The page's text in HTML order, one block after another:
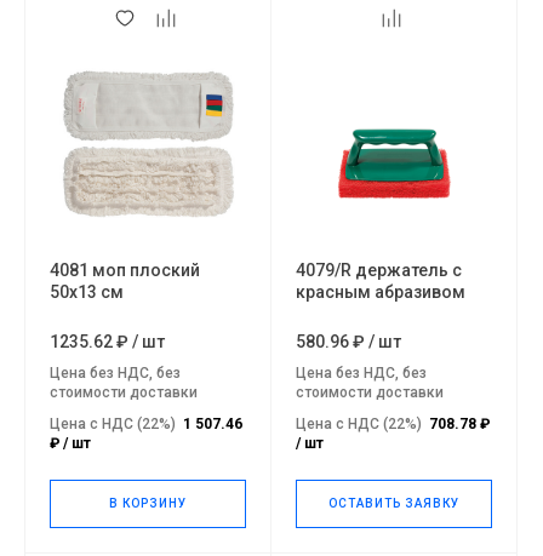
4081 моп плоский
50х13 см
1235.62 ₽ / шт
Цена без НДС, без
стоимости доставки
Цена с НДС (22%) 1 507.46
₽ / шт
В КОРЗИНУ
4079/R держатель с
красным абразивом
580.96 ₽ / шт
Цена без НДС, без
стоимости доставки
Цена с НДС (22%) 708.78 ₽
/ шт
ОСТАВИТЬ ЗАЯВКУ